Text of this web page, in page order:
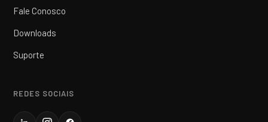
Fale Conosco
Downloads
Suporte
REDES SOCIAIS